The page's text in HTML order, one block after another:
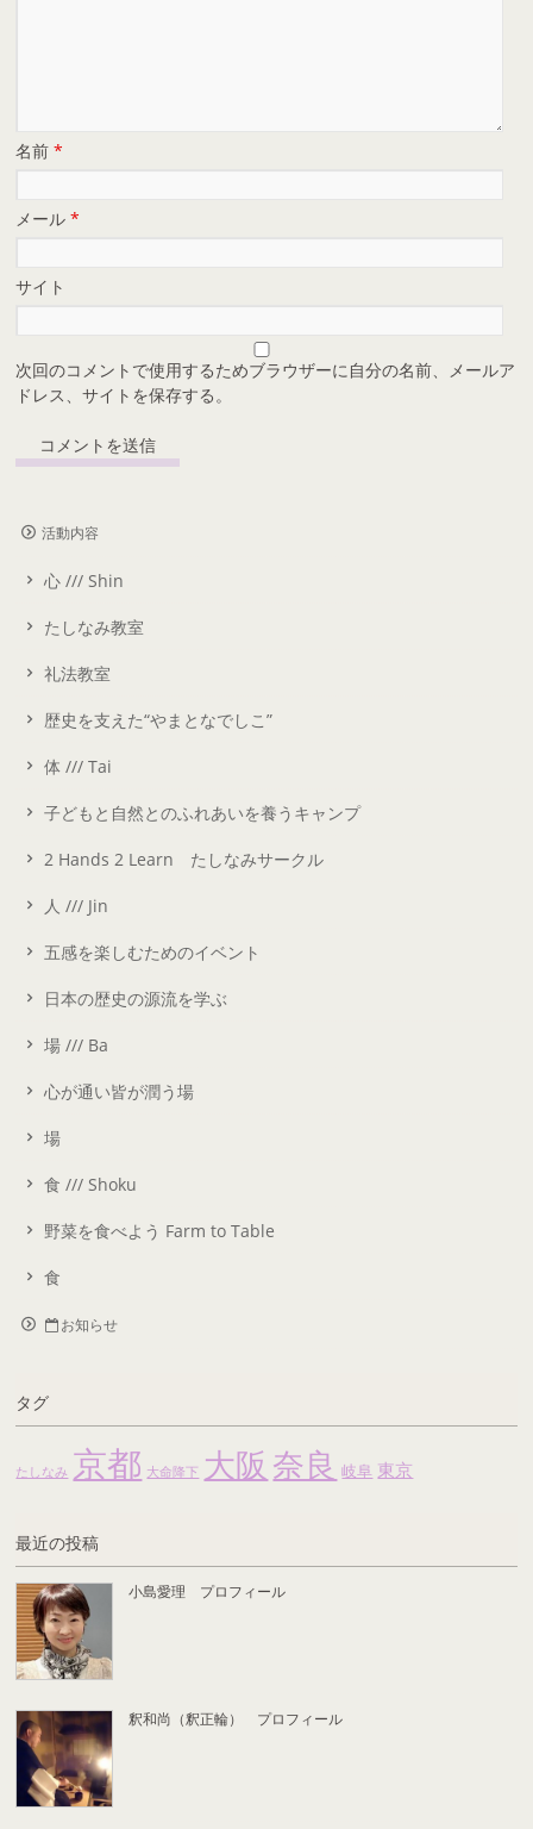
名前*
メール*
サイト
次回のコメントで使用するためブラウザーに自分の名前、メールア
ドレス、サイトを保存する。
活動内容
心 /// Shin
たしなみ教室
礼法教室
歴史を支えた“やまとなでしこ”
体 /// Tai
子どもと自然とのふれあいを養うキャンプ
2 Hands 2 Learn たしなみサークル
人 /// Jin
五感を楽しむためのイベント
日本の歴史の源流を学ぶ
場 /// Ba
心が通い皆が潤う場
場
食 /// Shoku
野菜を食べよう Farm to Table
食
お知らせ
タグ
たしなみ 京都 大命降下 大阪 奈良 岐阜 東京
最近の投稿
小島愛理 プロフィール
釈和尚（釈正輪） プロフィール